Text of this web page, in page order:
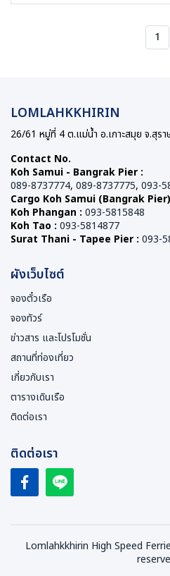
1
LOMLAHKKHIRIN
26/61 หมู่ที่ 4 ต.แม่น้ำ อ.เกาะสมุย จ.สุรา
Contact No.
Koh Samui - Bangrak Pier :
089-8737774, 089-8737775, 093-
Cargo Koh Samui (Bangrak
Koh Phangan : 093-5815848
Koh Tao : 093-5814877
Surat Thani - Tapee Pier : 093-
ผังเว็บไซต์
จองตั๋วเรือ
จองทัวร์
ข่าวสาร และโปรโมชั่น
สถานที่ท่องเที่ยว
เกี่ยวกับเรา
ตารางเดินเรือ
ติดต่อเรา
ติดต่อเรา
Lomlahkkhirin High Speed